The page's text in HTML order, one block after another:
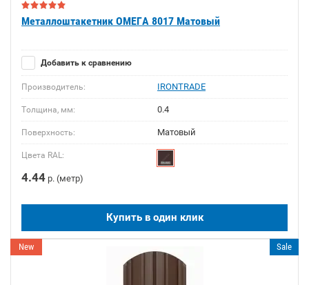
Металлоштакетник ОМЕГА 8017 Матовый
Добавить к сравнению
Производитель: IRONTRADE
Толщина, мм: 0.4
Поверхность: Матовый
Цвета RAL:
4.44 р. (метр)
Купить в один клик
New Sale